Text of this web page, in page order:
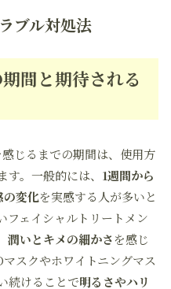
ブル対処法
間と期待される
じるまでの期間は、使用方
。一般的には、 1週間から
変化を実感する人が多いと
フェイシャルトリートメン
潤いとキメの細かさを感じ
スクやホワイトニングマス
続けることで明るさやハリ